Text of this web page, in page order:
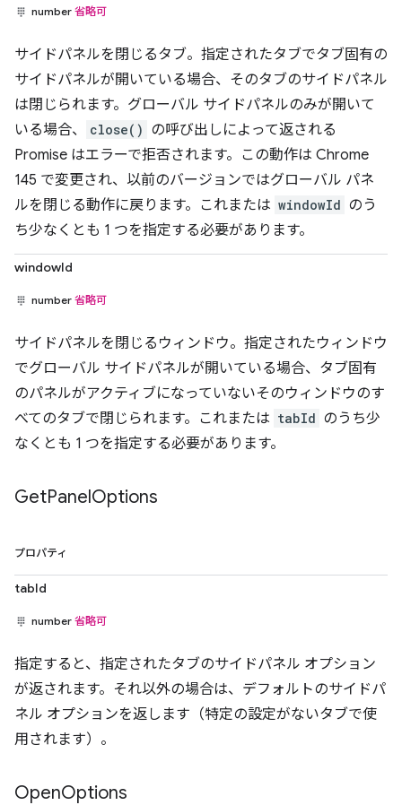
number 省略可
サイドパネルを閉じるタブ。指定されたタブでタブ固有の
サイドパネルが開いている場合、そのタブのサイドパネル
は閉じられます。グローバル サイドパネルのみが開いて
いる場合、
close() の呼び出しによって返される
Promise はエラーで拒否されます。この動作は Chrome
145 で変更され、以前のバージョンではグローバル パネ
ルを閉じる動作に戻ります。これまたは windowId のう
ち少なくとも 1 つを指定する必要があります。
windowId
number 省略可
サイドパネルを閉じるウィンドウ。指定されたウィンドウ
でグローバル サイドパネルが開いている場合、タブ固有
のパネルがアクティブになっていないそのウィンドウのす
べてのタブで閉じられます。これまたは tabId のうち少
なくとも 1 つを指定する必要があります。
GetPanelOptions
プロパティ
tabId
number 省略可
指定すると、指定されたタブのサイドパネル オプション
が返されます。それ以外の場合は、デフォルトのサイドパ
ネル オプションを返します（特定の設定がないタブで使
用されます）。
OpenOptions